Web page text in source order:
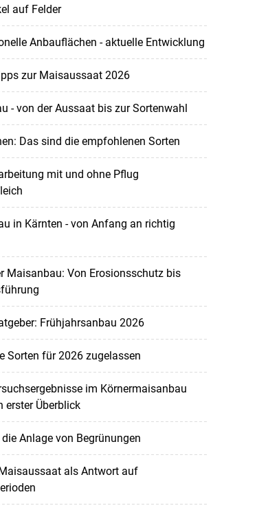
auf Felder
Anbauflächen - aktuelle Entwicklung
zur Maisaussaat 2026
- von der Aussaat bis zur Sortenwahl
Das sind die empfohlenen Sorten
mit und ohne Pflug
in Kärnten - von Anfang an richtig
Maisanbau: Von Erosionsschutz bis
Frühjahrsanbau 2026
Sorten für 2026 zugelassen
im Körnermaisanbau
erster Überblick
Anlage von Begrünungen
als Antwort auf